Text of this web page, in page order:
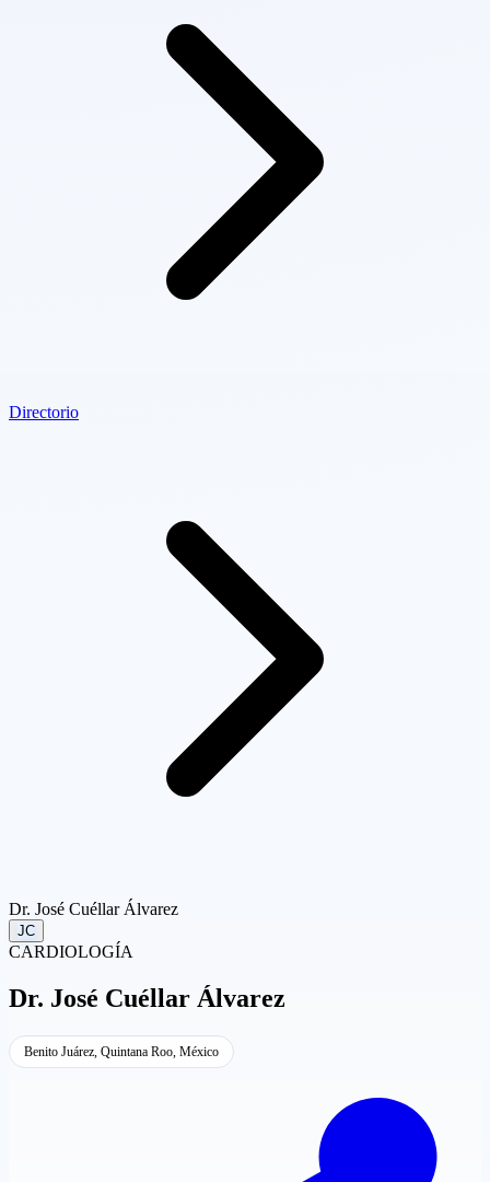
Directorio
Dr. José Cuéllar Álvarez
JC
CARDIOLOGÍA
Dr. José Cuéllar Álvarez
Benito Juárez, Quintana Roo, México